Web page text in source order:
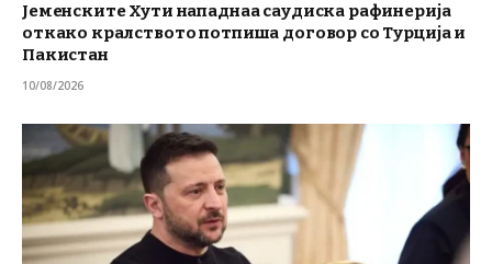
Јеменските Хути нападнаа саудиска рафинерија
откако кралството потпиша договор со Турција и
Пакистан
10/08/2026